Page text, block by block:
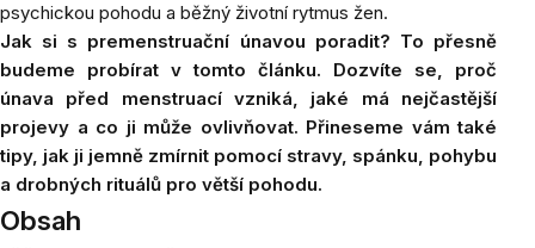
psychickou pohodu a běžný životní rytmus žen.
Jak si s premenstruační únavou poradit? To přesně
budeme probírat v tomto článku. Dozvíte se, proč
únava před menstruací vzniká, jaké má nejčastější
projevy a co ji může ovlivňovat. Přineseme vám také
tipy, jak ji jemně zmírnit pomocí stravy, spánku, pohybu
a drobných rituálů pro větší pohodu.
Obsah